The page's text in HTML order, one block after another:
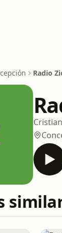
Radio